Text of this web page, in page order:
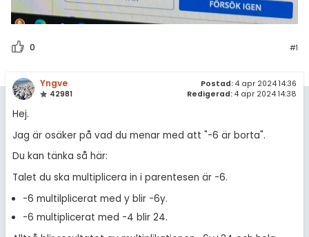
0 #1
Yngve
42981
Postad: 4 apr 2024 14:36
Redigerad: 4 apr 2024 14:38
Hej.
Jag är osäker på vad du menar med att "-6 är borta".
Du kan tänka så här:
Talet du ska multiplicera in i parentesen är -6.
-6 multilplicerat med y blir -6y.
-6 multiplicerat med -4 blir 24.